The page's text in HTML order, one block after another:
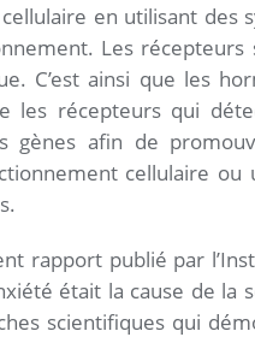
en utilisant des
Les
C’est ainsi que les
les récepteurs qui
gènes afin de
cellulaire
rapport publié par
était la cause de la
scientifiques qui